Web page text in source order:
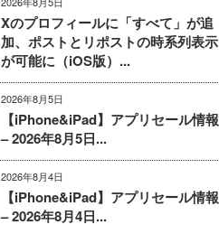
Xのプロフィールに「すべて」が追
加、ポストとリポストの時系列表示
が可能に（iOS版）...
2026年8月5日
【iPhone&iPad】アプリセール情報
– 2026年8月5日...
2026年8月4日
【iPhone&iPad】アプリセール情報
– 2026年8月4日...